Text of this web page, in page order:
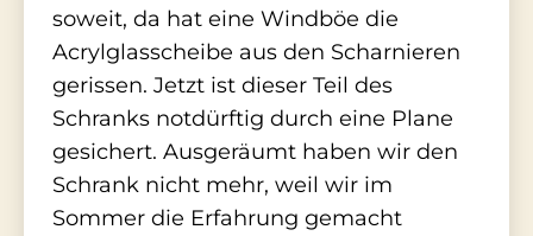
soweit, da hat eine Windböe die
Acrylglasscheibe aus den Scharnieren
gerissen. Jetzt ist dieser Teil des
Schranks notdürftig durch eine Plane
gesichert. Ausgeräumt haben wir den
Schrank nicht mehr, weil wir im
Sommer die Erfahrung gemacht